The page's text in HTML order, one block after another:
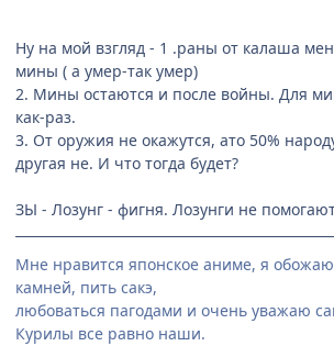
Ну на мой взгляд - 1 .раны от калаша
мины ( а умер-так умер)
2. Мины остаются и после войны. Для
как-раз.
3. От оружия не окажутся, ато 50%
другая не. И что тогда будет?
ЗЫ - Лозунг - фигня. Лозунги не
Мне нравится японское аниме, я обожаю
камней, пить сакэ,
любоваться пагодами и очень уважаю
Курилы все равно наши.